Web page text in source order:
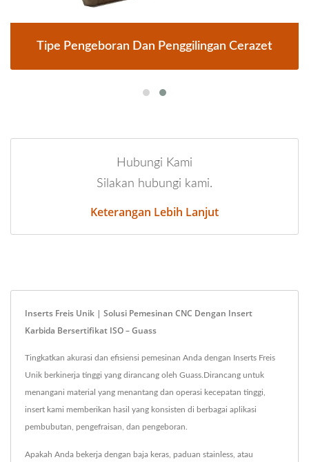
Tipe Pengeboran Dan Penggilingan Cerazet
Hubungi Kami
Silakan hubungi kami.
Keterangan Lebih Lanjut
Inserts Freis Unik | Solusi Pemesinan CNC Dengan Insert
Karbida Bersertifikat ISO – Guass
Tingkatkan akurasi dan efisiensi pemesinan Anda dengan Inserts Freis
Unik berkinerja tinggi yang dirancang oleh Guass.Dirancang untuk
menangani material yang menantang dan operasi kecepatan tinggi,
insert kami memberikan hasil yang konsisten di berbagai aplikasi
pembubutan, pengefraisan, dan pengeboran.
Apakah Anda bekerja dengan baja keras, paduan stainless, atau